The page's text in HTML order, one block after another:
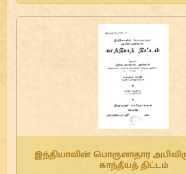
இந்தியாவின் பொருளாதார
காந்தீயத் திட்டம்